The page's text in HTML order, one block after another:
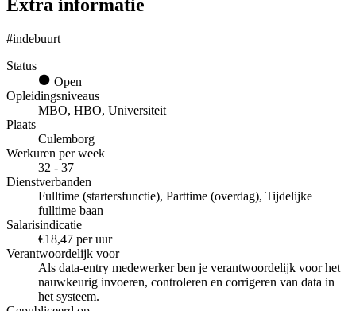
Extra informatie
#indebuurt
Status
Open
Opleidingsniveaus
MBO, HBO, Universiteit
Plaats
Culemborg
Werkuren per week
32 - 37
Dienstverbanden
Fulltime (startersfunctie), Parttime (overdag), Tijdelijke
fulltime baan
Salarisindicatie
€18,47 per uur
Verantwoordelijk voor
Als data-entry medewerker ben je verantwoordelijk voor het
nauwkeurig invoeren, controleren en corrigeren van data in
het systeem.